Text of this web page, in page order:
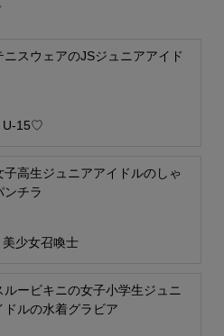
ニスウェアのJSジュニアアイド
U-15♡
子高生ジュニアアイドルのしゃ
ンチラ
美少女召喚士
ルービキニの女子小学生ジュニ
ドルの水着グラビア